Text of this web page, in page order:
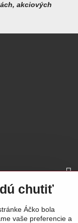
akciových
chutiť
Áčko bola
vaše preferencie a